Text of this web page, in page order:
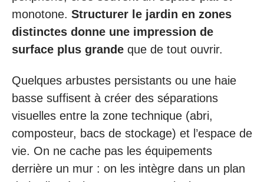
monotone. Structurer le jardin en zones
distinctes donne une impression de
surface plus grande que de tout ouvrir.
Quelques arbustes persistants ou une haie
basse suffisent à créer des séparations
visuelles entre la zone technique (abri,
composteur, bacs de stockage) et l’espace de
vie. On ne cache pas les équipements
derrière un mur : on les intègre dans un plan